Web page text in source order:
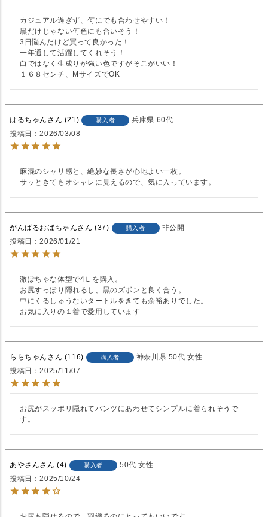
カジュアル過ぎず、何にでも合わせやすい！
黒だけじゃない何色にも合いそう！
3日悩んだけど買って良かった！
一年通して活躍してくれそう！
白ではなく生成りが強い色ですがそこがいい！
１６８センチ、MサイズでOK
はるちゃん 21 購入者 兵庫県 60代
投稿日
2026/03/08
麻混のシャリ感と、絶妙な長さが心地よい一枚。
サッときてもオシャレに見えるので、気に入っています。
がんばるおばちゃん 37 購入者
非公開
投稿日
2026/01/21
激ぽちゃな体型で4Ｌを購入。
お尻すっぽり隠れるし、黒のズボンと良く合う。
中にくるしゅうないタートルをきても余裕ありでした。
お気に入りの１着で愛用しています
ららちゃん 116 購入者 神奈川県 50代 女性
投稿日
2025/11/07
お尻がスッポリ隠れてパンツにあわせてシンプルに着られそうで
す。
あやさん 4 購入者 50代 女性
投稿日
2025/10/24